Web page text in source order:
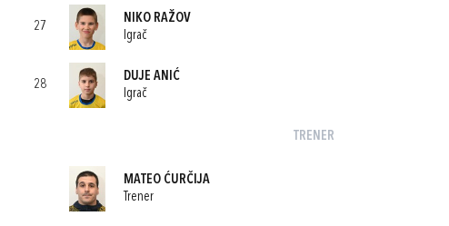
27
NIKO RAŽOV
Igrač
28
DUJE ANIĆ
Igrač
TRENER
MATEO ĆURČIJA
Trener